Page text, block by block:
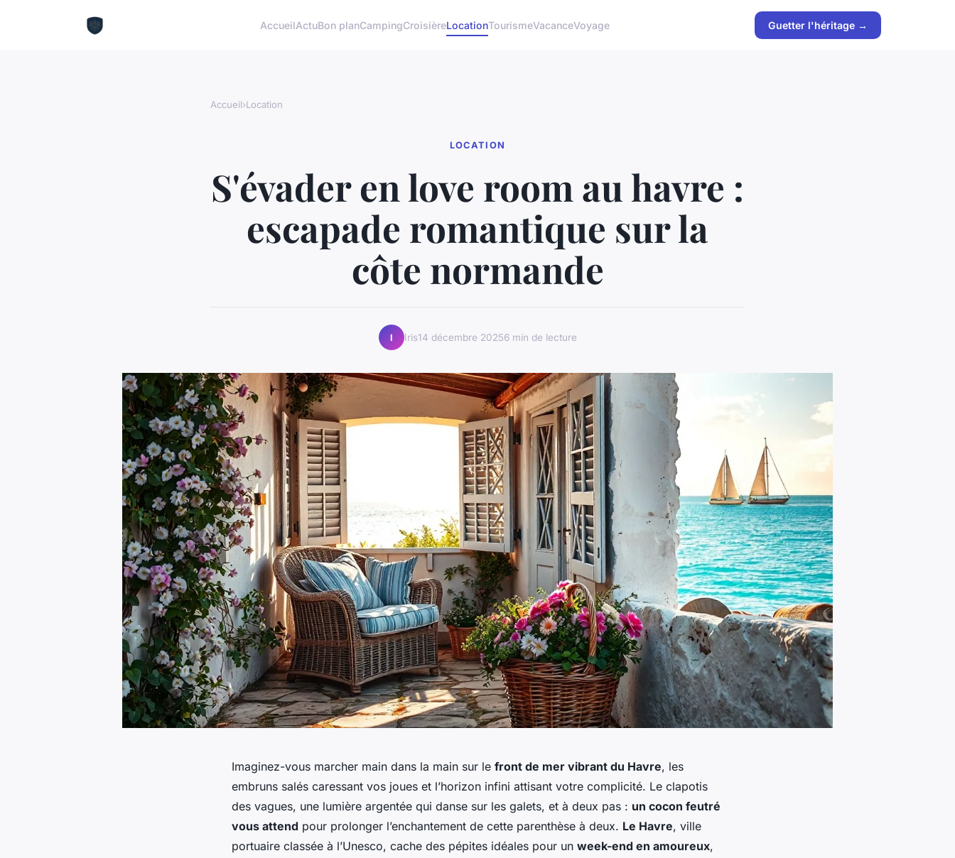
AccueilActuBon planCampingCroisièreLocationTourismeVacanceVoyage Guetter l'héritage →
Accueil›Location
LOCATION
S'évader en love room au havre :
escapade romantique sur la
côte normande
I Iris14 décembre 20256 min de lecture
Imaginez-vous marcher main dans la main sur le front de mer vibrant du Havre, les
embruns salés caressant vos joues et l’horizon infini attisant votre complicité. Le clapotis
des vagues, une lumière argentée qui danse sur les galets, et à deux pas : un cocon feutré
vous attend pour prolonger l’enchantement de cette parenthèse à deux. Le Havre, ville
portuaire classée à l’Unesco, cache des pépites idéales pour un week-end en amoureux,